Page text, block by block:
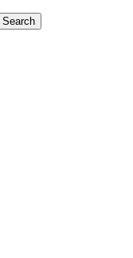
Search